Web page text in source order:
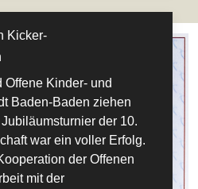
Kicker-
Kinder- und
Baden-Baden ziehen
der 10.
war ein voller Erfolg.
der Offenen
mit der